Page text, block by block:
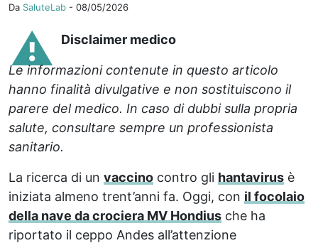
Da SaluteLab - 08/05/2026
⚠️ Disclaimer medico
Le informazioni contenute in questo articolo
hanno finalità divulgative e non sostituiscono il
parere del medico. In caso di dubbi sulla propria
salute, consultare sempre un professionista
sanitario.
La ricerca di un vaccino contro gli hantavirus è
iniziata almeno trent’anni fa. Oggi, con il focolaio
della nave da crociera MV Hondius che ha
riportato il ceppo Andes all’attenzione